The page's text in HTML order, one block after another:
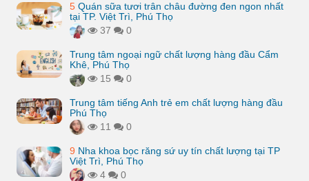
5 Quán sữa tươi trân châu đường đen ngon nhất
tại TP. Việt Trì, Phú Thọ
37
0
Trung tâm ngoại ngữ chất lượng hàng đầu Cẩm
Khê, Phú Thọ
15
0
Trung tâm tiếng Anh trẻ em chất lượng hàng đầu
Phú Thọ
11
0
9 Nha khoa bọc răng sứ uy tín chất lượng tại TP
Việt Trì, Phú Thọ
4
0